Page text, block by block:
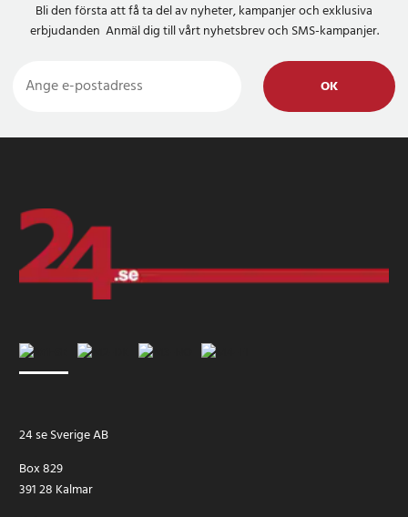
Bli den första att få ta del av nyheter, kampanjer och exklusiva
erbjudanden Anmäl dig till vårt nyhetsbrev och SMS-kampanjer.
OK
24 se Sverige AB
Box 829
391 28 Kalmar